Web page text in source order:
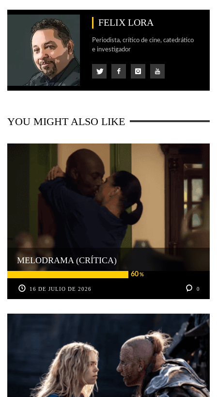
FELIX LORA
Periodista, crítico de cine, catedrático
e investigador
YOU MIGHT ALSO LIKE
60%
MELODRAMA (CRÍTICA)
16 DE JULIO DE 2026 0